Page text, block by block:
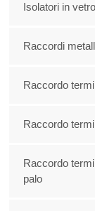
Isolatori in vetro
Raccordi
Raccordo
Raccordo
Raccordo
palo